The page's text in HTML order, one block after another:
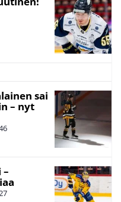
sai
– nyt